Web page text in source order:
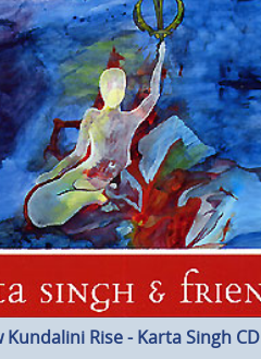
Kundalini Rise - Karta Singh CD